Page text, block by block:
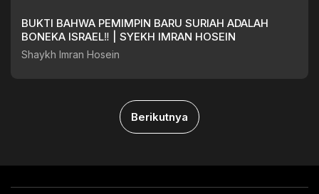
BUKTI BAHWA PEMIMPIN BARU SURIAH ADALAH
BONEKA ISRAEL‼️ | SYEKH IMRAN HOSEIN
Shaykh Imran Hosein
Berikutnya